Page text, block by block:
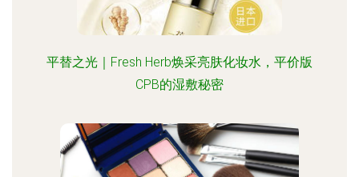
平替之光｜Fresh Herb焕采亮肤化妆水，平价版
CPB的湿敷秘密